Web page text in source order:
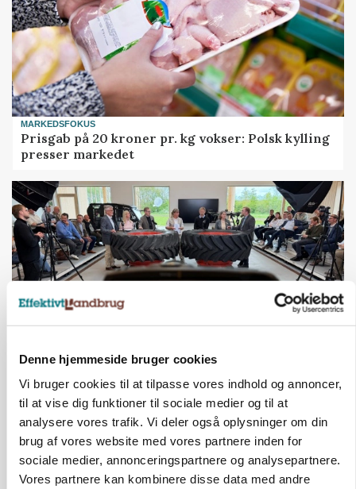
Denne hjemmeside bruger cookies
Vi bruger cookies til at tilpasse vores indhold og annoncer,
til at vise dig funktioner til sociale medier og til at
analysere vores trafik. Vi deler også oplysninger om din
brug af vores website med vores partnere inden for
sociale medier, annonceringspartnere og analysepartnere.
Vores partnere kan kombinere disse data med andre
MARKEDSFOKUS
Prisgab på 20 kroner pr. kg vokser: Polsk kylling
presser markedet
Ejer eller medejer? Nyt tv-format udfordrer
landbrugets ejerstruktur
Annonce
Loading...